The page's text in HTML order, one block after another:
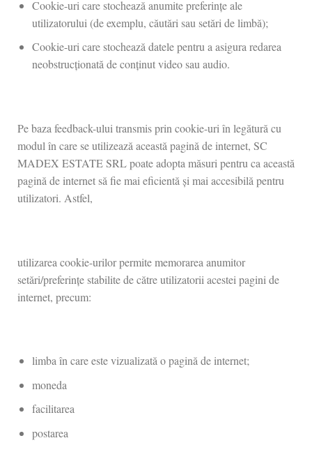
Cookie-uri care stochează anumite preferințe ale
utilizatorului (de exemplu, căutări sau setări de limbă);
Cookie-uri care stochează datele pentru a asigura redarea
neobstrucționată de conținut video sau audio.
Pe baza feedback-ului transmis prin cookie-uri în legătură cu
modul în care se utilizează această pagină de internet, SC
MADEX ESTATE SRL poate adopta măsuri pentru ca această
pagină de internet să fie mai eficientă și mai accesibilă pentru
utilizatori. Astfel,
utilizarea cookie-urilor permite memorarea anumitor
setări/preferințe stabilite de către utilizatorii acestei pagini de
internet, precum:
limba în care este vizualizată o pagină de internet;
moneda
facilitarea
postarea